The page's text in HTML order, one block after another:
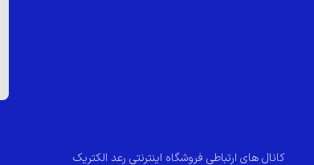
کانال های ارتباطی فروشگاه اینترنتی رعد الکتریک